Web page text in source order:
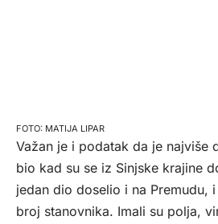
MATIJA LIPAR
Važan je i podatak da je najviše
bio kad su se iz Sinjske krajine
jedan dio doselio i na Premudu,
broj stanovnika. Imali su polja,